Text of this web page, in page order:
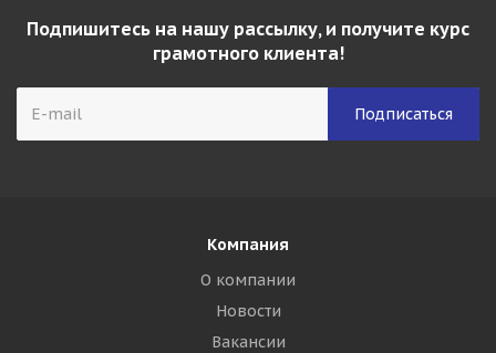
Подпишитесь на нашу рассылку, и получите курс
грамотного клиента!
Компания
О компании
Новости
Вакансии